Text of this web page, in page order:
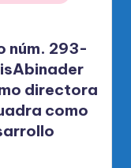
núm. 293-
directora
como